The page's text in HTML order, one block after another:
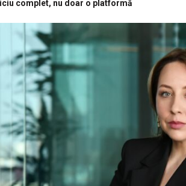
complet, nu doar o platformă